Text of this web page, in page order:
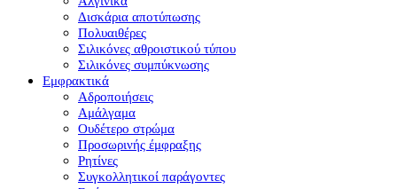
Δισκάρια αποτύπωσης
Πολυαιθέρες
Σιλικόνες αθροιστικού τύπου
Σιλικόνες συμπύκνωσης
Εμφρακτικά
Αδροποιήσεις
Αμάλγαμα
Ουδέτερο στρώμα
Προσωρινής έμφραξης
Ρητίνες
Συγκολλητικοί παράγοντες